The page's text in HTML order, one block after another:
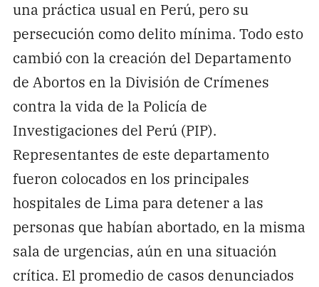
una práctica usual en Perú, pero su
persecución como delito mínima. Todo esto
cambió con la creación del Departamento
de Abortos en la División de Crímenes
contra la vida de la Policía de
Investigaciones del Perú (PIP).
Representantes de este departamento
fueron colocados en los principales
hospitales de Lima para detener a las
personas que habían abortado, en la misma
sala de urgencias, aún en una situación
crítica. El promedio de casos denunciados